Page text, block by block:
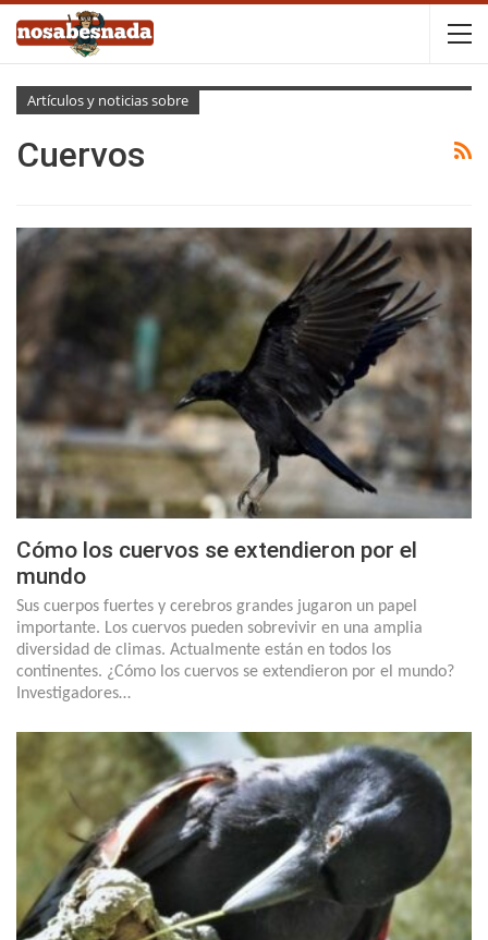
Artículos y noticias sobre
Cuervos
Cómo los cuervos se extendieron por el
mundo
Sus cuerpos fuertes y cerebros grandes jugaron un papel
importante. Los cuervos pueden sobrevivir en una amplia
diversidad de climas. Actualmente están en todos los
continentes. ¿Cómo los cuervos se extendieron por el mundo?
Investigadores…